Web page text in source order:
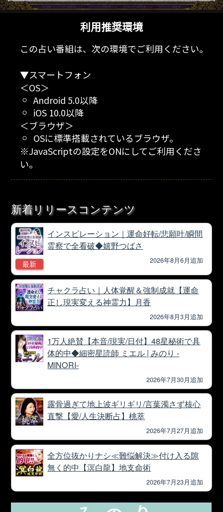
利用推奨環境
この占い番組は、次の環境でご利用ください。
▼スマートフォン
＜OS＞
Android 5.0以降
iOS 10.0以降
＜ブラウザ＞
OSに標準搭載されているブラウザ。
※JavaScriptの設定をONにしてご利用くださ
い。
新着リリースコンテンツ
最新
インスピレーション｜運命好転/悲願叶/瞬間
霊察で全看破◆嬉野つばさ
2026年8月6月追加
チャクラ占い｜人体覚醒＆強制成就【運命
正し現実変える神霊力】月香
2026年8月3月追加
1万人絶賛【本音/現実/日付】48星秘術で具
体的中◆細密星読師 ミエル | みのり -
MINORI-
2026年7月30月追加
露骨過ぎて地上波ギリギリ/言葉濁さず核心
直撃【愛/人生決断占】桃萃
2026年7月27月追加
全方位抜かりナシ≪難悩解決≫付け入る隙
無く的中【溟白龍】地支命術
2026年7月23月追加